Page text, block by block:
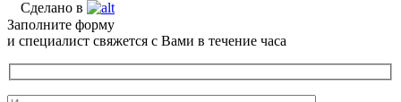
Сделано в
Заполните форму
и специалист свяжется с Вами в течение часа